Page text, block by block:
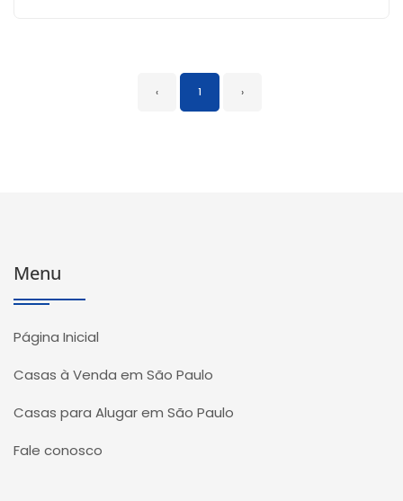
‹ 1 ›
Menu
Página Inicial
Casas à Venda em São Paulo
Casas para Alugar em São Paulo
Fale conosco